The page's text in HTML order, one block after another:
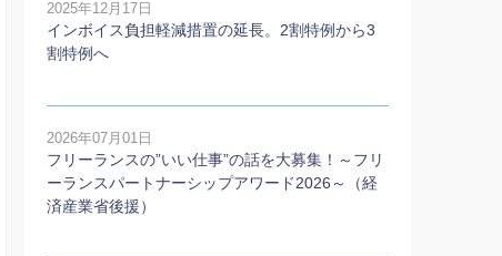
2025年12月17日
インボイス負担軽減措置の延長。2割特例から3
割特例へ
2026年07月01日
フリーランスの”いい仕事”の話を大募集！～フリ
ーランスパートナーシップアワード2026～（経
済産業省後援）